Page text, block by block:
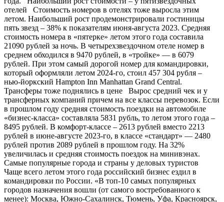
отелей Стоимость номеров в отелях тоже выросла этим
летом. Наибольший рост продемонстрировали гостиницы
пять звезд – 38% к показателям июня-августа 2023. Средняя
стоимость номера в «пятерке» летом этого года составила
21090 рублей за ночь. В четырехзвездочном отеле номер в
среднем обходился в 9470 рублей, в «тройке» — в 6079
рублей. При этом самый дорогой номер для командировки,
который оформляли летом 2024-го, стоил 457 304 рубля –
нью-йоркский Hampton Inn Manhattan Grand Central.
Трансферы тоже поднялись в цене Вырос средний чек и у
трансферных компаний причем на все классы перевозок. Если
в прошлом году средняя стоимость поездки на автомобиле
«бизнес-класса» составляла 5831 рубль, то летом этого года –
8495 рублей. В комфорт-классе – 2613 рублей вместо 2213
рублей в июне-августе 2023-го, в классе «стандарт» — 2480
рублей против 2089 рублей в прошлом году. На 32%
увеличилась и средняя стоимость поездок на минивэнах.
Самые популярные города и страны у деловых туристов
Чаще всего летом этого года российский бизнес ездил в
командировки по России. «В топ-10 самых популярных
городов назначения вошли (от самого востребованного к
менее): Москва, Южно-Сахалинск, Тюмень, Уфа, Красноярск,